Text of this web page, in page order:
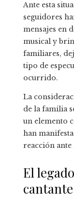
Ante esta
seguidores
mensajes en
musical y
familiares,
tipo de
ocurrido.
La
de la familia
un elemento
han
reacción ante
El
cantante